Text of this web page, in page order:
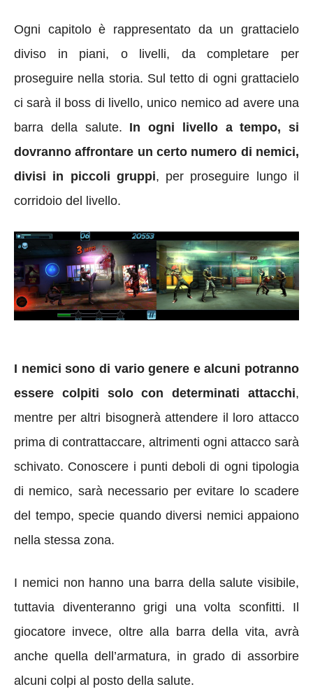
Ogni capitolo è rappresentato da un grattacielo
diviso in piani, o livelli, da completare per
proseguire nella storia. Sul tetto di ogni grattacielo
ci sarà il boss di livello, unico nemico ad avere una
barra della salute. In ogni livello a tempo, si
dovranno affrontare un certo numero di nemici,
divisi in piccoli gruppi, per proseguire lungo il
corridoio del livello.
I nemici sono di vario genere e alcuni potranno
essere colpiti solo con determinati attacchi,
mentre per altri bisognerà attendere il loro attacco
prima di contrattaccare, altrimenti ogni attacco sarà
schivato. Conoscere i punti deboli di ogni tipologia
di nemico, sarà necessario per evitare lo scadere
del tempo, specie quando diversi nemici appaiono
nella stessa zona.
I nemici non hanno una barra della salute visibile,
tuttavia diventeranno grigi una volta sconfitti. Il
giocatore invece, oltre alla barra della vita, avrà
anche quella dell’armatura, in grado di assorbire
alcuni colpi al posto della salute.